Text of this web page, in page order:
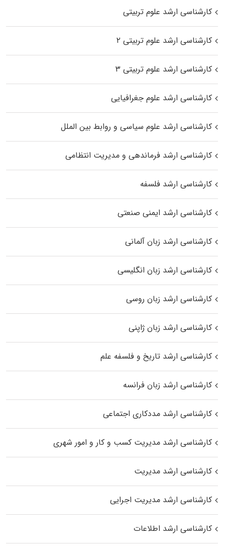
کارشناسی ارشد علوم تربیتی
کارشناسی ارشد علوم تربیتی ۲
کارشناسی ارشد علوم تربیتی ۳
کارشناسی ارشد علوم جغرافیایی
کارشناسی ارشد علوم سیاسی و روابط بین الملل
کارشناسی ارشد فرماندهی و مدیریت انتظامی
کارشناسی ارشد فلسفه
کارشناسی ارشد ایمنی صنعتی
کارشناسی ارشد زبان آلمانی
کارشناسی ارشد زبان انگلیسی
کارشناسی ارشد زبان روسی
کارشناسی ارشد زبان ژاپنی
کارشناسی ارشد تاریخ و فلسفه علم
کارشناسی ارشد زبان فرانسه
کارشناسی ارشد مددکاری اجتماعی
کارشناسی ارشد مدیریت کسب و کار و امور شهری
کارشناسی ارشد مدیریت
کارشناسی ارشد مدیریت اجرایی
کارشناسی ارشد اطلاعات